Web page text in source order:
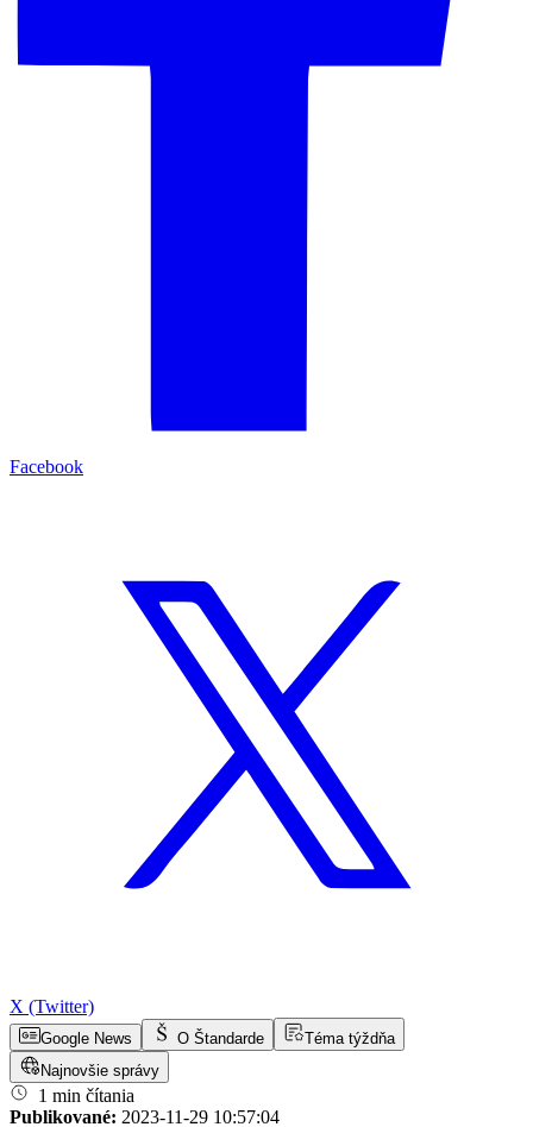
Facebook
X (Twitter)
Google News O Štandarde
Téma týždňa
Najnovšie správy
1 min čítania
Publikované: 2023-11-29 10:57:04